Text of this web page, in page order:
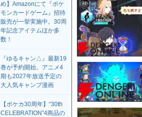
め】Amazonにて『ポケ
モンカードゲーム』招待
販売が一挙実施中。30周
年記念アイテムほか多
数！
『ゆるキャン△』最新19
巻が予約開始。アニメ4
期も2027年放送予定の
大人気キャンプ漫画
【ポケカ30周年】“30th
CELEBRATION”4商品の